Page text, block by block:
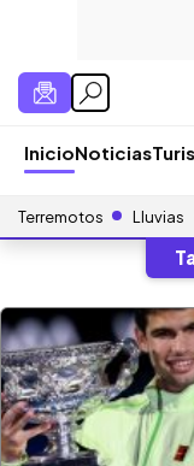
InicioNoticias
Terremotos Lluvias